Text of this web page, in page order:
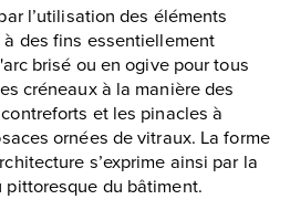
l’utilisation des éléments
des fins essentiellement
brisé ou en ogive pour tous
créneaux à la manière des
et les pinacles à
ornées de vitraux. La forme
s’exprime ainsi par la
du bâtiment.